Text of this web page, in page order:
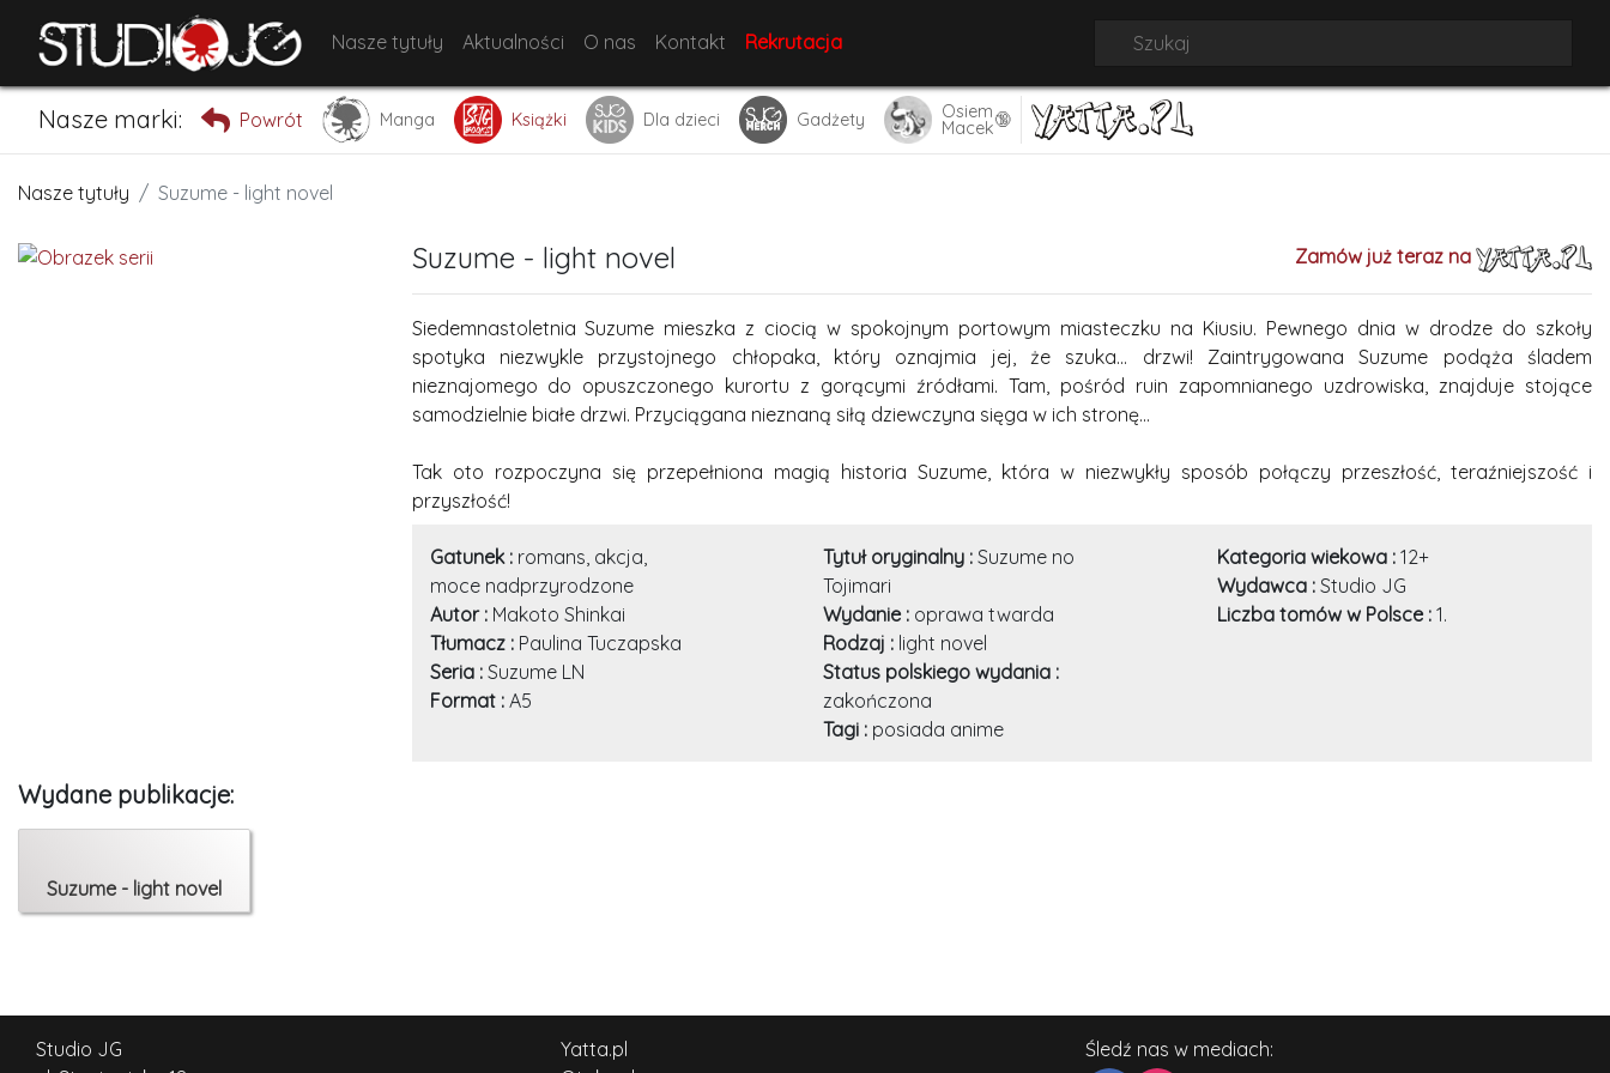
Nasze tytuły Aktualności O nas Kontakt Rekrutacja
Nasze marki: Powrót Manga Książki Dla dzieci Gadżety Osiem
Macek🔞
Nasze tytuły Suzume - light novel
Suzume - light novel Zamów już teraz na
Siedemnastoletnia Suzume mieszka z ciocią w spokojnym portowym miasteczku na Kiusiu. Pewnego dnia w drodze do szkoły
spotyka niezwykle przystojnego chłopaka, który oznajmia jej, że szuka... drzwi! Zaintrygowana Suzume podąża śladem
nieznajomego do opuszczonego kurortu z gorącymi źródłami. Tam, pośród ruin zapomnianego uzdrowiska, znajduje stojące
samodzielnie białe drzwi. Przyciągana nieznaną siłą dziewczyna sięga w ich stronę...
Tak oto rozpoczyna się przepełniona magią historia Suzume, która w niezwykły sposób połączy przeszłość, teraźniejszość i
przyszłość!
Gatunek : romans, akcja,
moce nadprzyrodzone
Autor : Makoto Shinkai
Tłumacz : Paulina Tuczapska
Seria : Suzume LN
Format : A5
Tytuł oryginalny : Suzume no
Tojimari
Wydanie : oprawa twarda
Rodzaj : light novel
Status polskiego wydania :
zakończona
Tagi : posiada anime
Kategoria wiekowa : 12+
Wydawca : Studio JG
Liczba tomów w Polsce : 1.
Wydane publikacje:
Suzume - light novel
Studio JG
Yatta.pl
Śledź nas w mediach: